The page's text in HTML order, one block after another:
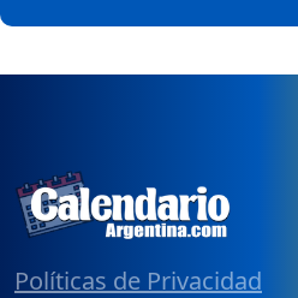
Políticas de Privacidad